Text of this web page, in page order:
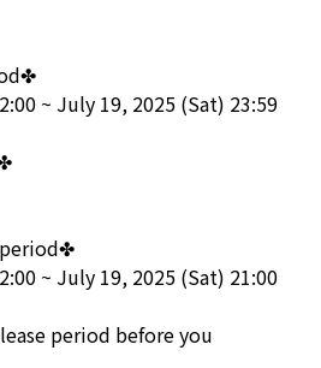
~ July 19, 2025 (Sat) 23:59
~ July 19, 2025 (Sat) 21:00
period before you